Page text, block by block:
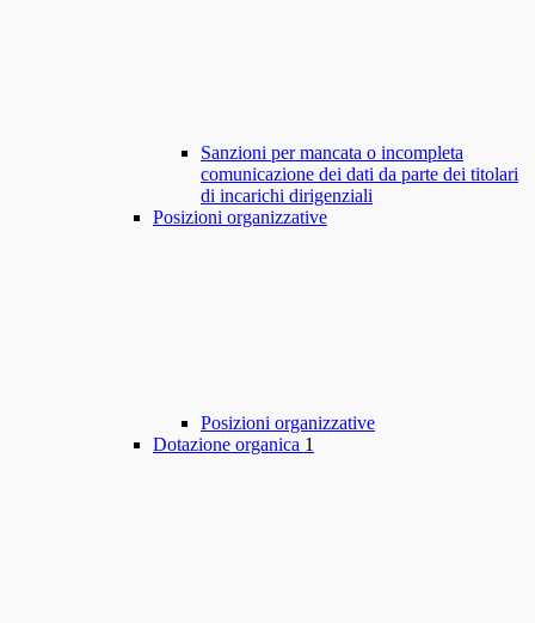
Sanzioni per mancata o incompleta
comunicazione dei dati da parte dei titolari
di incarichi dirigenziali
Posizioni organizzative
Posizioni organizzative
Dotazione organica 1